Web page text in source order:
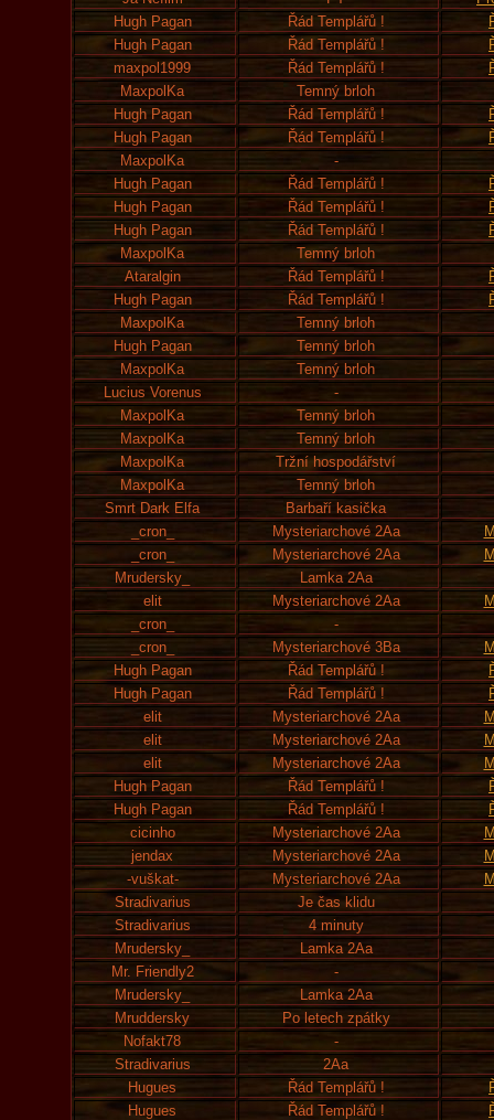
Hugh Pagan
Řád Templářů !
Hugh Pagan
Řád Templářů !
maxpol1999
Řád Templářů !
MaxpolKa
Temný brloh
Hugh Pagan
Řád Templářů !
Hugh Pagan
Řád Templářů !
MaxpolKa
-
Hugh Pagan
Řád Templářů !
Hugh Pagan
Řád Templářů !
Hugh Pagan
Řád Templářů !
MaxpolKa
Temný brloh
Ataralgin
Řád Templářů !
Hugh Pagan
Řád Templářů !
MaxpolKa
Temný brloh
Hugh Pagan
Temný brloh
MaxpolKa
Temný brloh
Lucius Vorenus
-
MaxpolKa
Temný brloh
MaxpolKa
Temný brloh
MaxpolKa
Tržní hospodářství
MaxpolKa
Temný brloh
Smrt Dark Elfa
Barbaří kasička
_cron_
Mysteriarchové 2Aa
_cron_
Mysteriarchové 2Aa
Mrudersky_
Lamka 2Aa
elit
Mysteriarchové 2Aa
_cron_
-
_cron_
Mysteriarchové 3Ba
Hugh Pagan
Řád Templářů !
Hugh Pagan
Řád Templářů !
elit
Mysteriarchové 2Aa
elit
Mysteriarchové 2Aa
elit
Mysteriarchové 2Aa
Hugh Pagan
Řád Templářů !
Hugh Pagan
Řád Templářů !
cicinho
Mysteriarchové 2Aa
jendax
Mysteriarchové 2Aa
-vuškat-
Mysteriarchové 2Aa
Stradivarius
Je čas klidu
Stradivarius
4 minuty
Mrudersky_
Lamka 2Aa
Mr. Friendly2
-
Mrudersky_
Lamka 2Aa
Mruddersky
Po letech zpátky
Nofakt78
-
Stradivarius
2Aa
Hugues
Řád Templářů !
Hugues
Řád Templářů !